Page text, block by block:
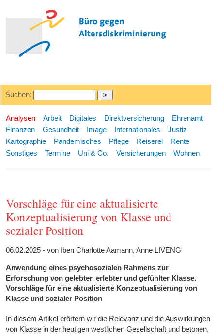
Suchen:
Analysen Arbeit Digitales Direktversicherung
Ehrenamt
Finanzen
Gesundheit Image Internationales
Justiz
Kartographie
Pandemisches Pflege Reiserei
Rente
Sonstiges
Termine Uni & Co. Versicherungen Wohnen
Vorschläge für eine aktualisierte
Konzeptualisierung von Klasse und
sozialer Position
06.02.2025 - von Iben Charlotte Aamann, Anne LIVENG
Anwendung eines psychosozialen Rahmens zur
Erforschung von gelebter, erlebter und gefühlter Klasse.
Vorschläge für eine aktualisierte Konzeptualisierung von
Klasse und sozialer Position
In diesem Artikel erörtern wir die Relevanz und die Auswirkungen
von Klasse in der heutigen westlichen Gesellschaft und betonen,